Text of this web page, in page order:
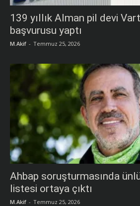
139 yıllık Alman pil devi
başvurusu yaptı
M.Akif - Temmuz 25, 2026
Ahbap soruşturmasında ünlü
listesi ortaya çıktı
M.Akif - Temmuz 25, 2026